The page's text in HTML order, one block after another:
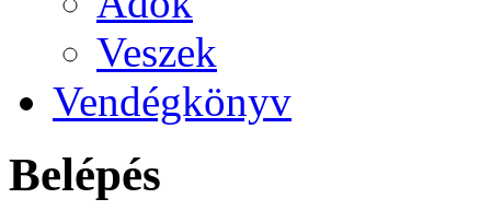
Veszek
Vendégkönyv
Belépés